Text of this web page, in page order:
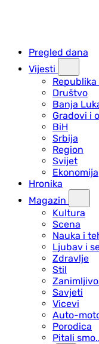
Pregled dana
Vijesti
Republika
Društvo
Banja
Gradovi i
BiH
Srbija
Region
Svijet
Ekonomija
Hronika
Magazin
Kultura
Scena
Nauka i
Ljubav i
Zdravlje
Stil
Savjeti
Vicevi
Auto-
Porodica
Pitali